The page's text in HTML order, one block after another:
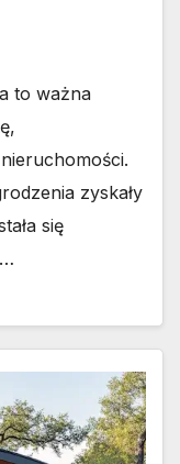
to ważna
zyskały
się